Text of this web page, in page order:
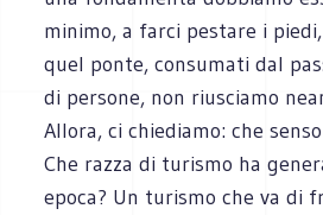
minimo, a farci pestare i
quel ponte, consumati dal
di persone, non riusciamo
Allora, ci chiediamo: che
Che razza di turismo ha
epoca? Un turismo che va di